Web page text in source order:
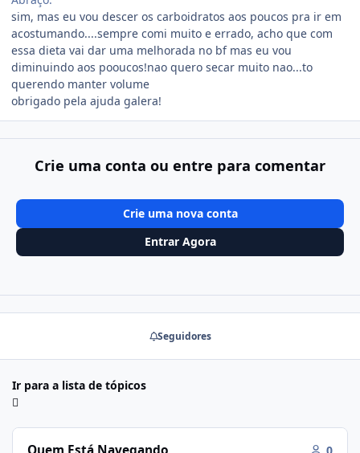
sim, mas eu vou descer os carboidratos aos poucos pra ir em
acostumando....sempre comi muito e errado, acho que com
essa dieta vai dar uma melhorada no bf mas eu vou
diminuindo aos pooucos!nao quero secar muito nao...to
querendo manter volume
obrigado pela ajuda galera!
Crie uma conta ou entre para comentar
Crie uma nova conta
Entrar Agora
Seguidores
Ir para a lista de tópicos